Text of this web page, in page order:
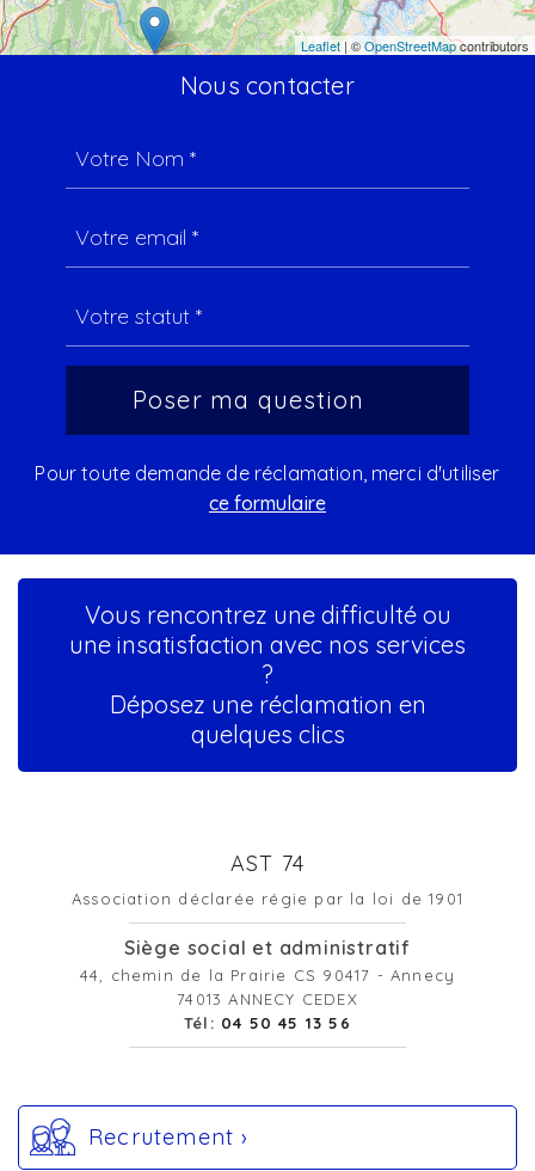
Leaflet | ©OpenStreetMapcontributors
Nous contacter
Pour toute demande de réclamation, merci d'utiliser
ce formulaire
Vous rencontrez une difficulté ou
une insatisfaction avec nos services
?
Déposez une réclamation en
quelques clics
AST 74
Association déclarée régie par la loi de 1901
Siège social et administratif
44, chemin de la Prairie CS 90417 - Annecy
74013 ANNECY CEDEX
Tél: 04 50 45 13 56
Recrutement ›